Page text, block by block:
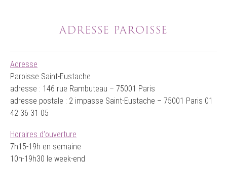
ADRESSE PAROISSE
Adresse
Paroisse Saint-Eustache
adresse : 146 rue Rambuteau – 75001 Paris
adresse postale : 2 impasse Saint-Eustache – 75001 Paris 01
42 36 31 05
Horaires d'ouverture
7h15-19h en semaine
10h-19h30 le week-end